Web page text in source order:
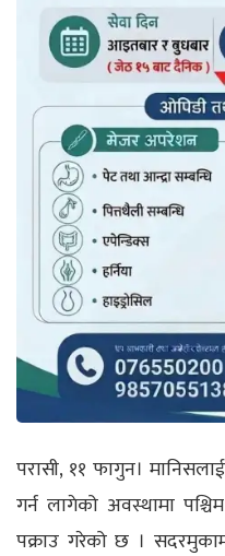
परासी, ११ फागुन।
गर्न लागेको अवस्थामा
पक्राउ गरेको छ ।